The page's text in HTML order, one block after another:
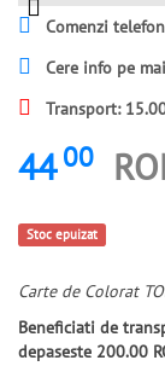
Comenzi
Cere info pe
Transport:
44 00
Stoc epuizat
Carte de Colorat
Beneficiati de
depaseste 200.00